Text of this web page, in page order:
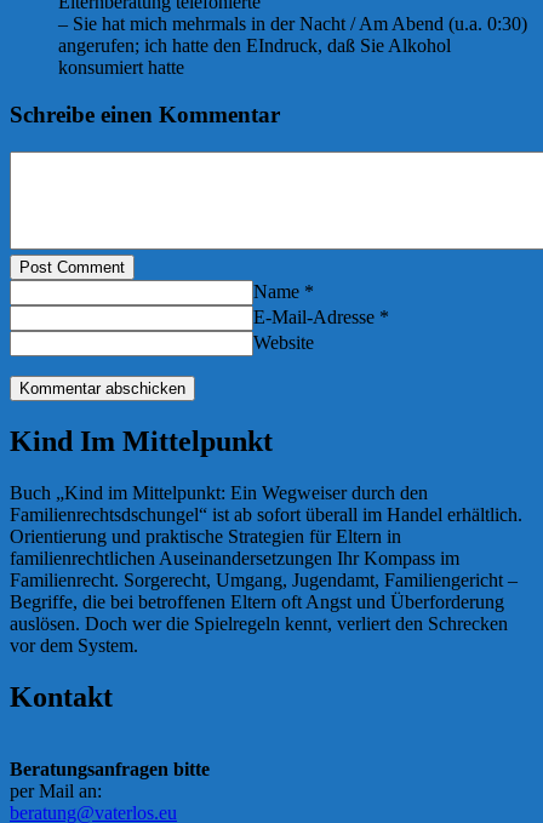
– Sie hat mich mehrmals in der Nacht / Am Abend (u.a. 0:30)
angerufen; ich hatte den EIndruck, daß Sie Alkohol
konsumiert hatte
Schreibe einen Kommentar
Post Comment
Name *
E-Mail-Adresse *
Website
Kind Im Mittelpunkt
Buch „Kind im Mittelpunkt: Ein Wegweiser durch den
Familienrechtsdschungel“ ist ab sofort überall im Handel erhältlich.
Orientierung und praktische Strategien für Eltern in
familienrechtlichen Auseinandersetzungen Ihr Kompass im
Familienrecht. Sorgerecht, Umgang, Jugendamt, Familiengericht –
Begriffe, die bei betroffenen Eltern oft Angst und Überforderung
auslösen. Doch wer die Spielregeln kennt, verliert den Schrecken
vor dem System.
Kontakt
Beratungsanfragen bitte
per Mail an:
beratung@vaterlos.eu